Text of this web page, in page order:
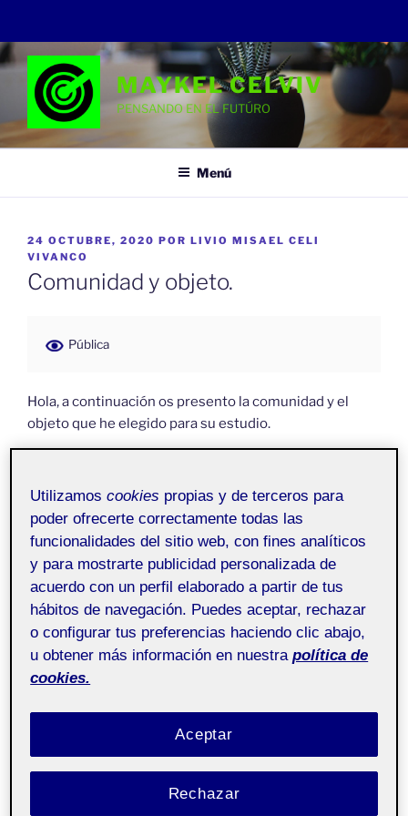
Saltar
al
contenido
MAYKEL CELVIV
PENSANDO EN EL FUTÚRO
Menú
PUBLICADO
EL
24 OCTUBRE, 2020 POR LIVIO MISAEL CELI
VIVANCO
Comunidad y objeto.
Pública
Hola, a continuación os presento la comunidad y el
objeto que he elegido para su estudio.
Utilizamoscookies propias y de terceros para
poder ofrecerte correctamente todas las
funcionalidades del sitio web, con fines analíticos
y para mostrarte publicidad personalizada de
acuerdo con un perfil elaborado a partir de tus
hábitos de navegación. Puedes aceptar, rechazar
o configurar tus preferencias haciendo clic abajo,
u obtener más información en nuestra política de
cookies.
Rechazar
Aceptar